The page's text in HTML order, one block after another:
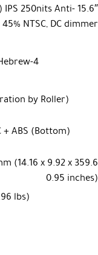
IPS 250nits Anti-
NTSC, DC dimmer
4-Zone RGB Backlit, Hebrew
by Roller)
+ ABS (Bottom)
mm (14.16 x 9.92 x
0.95 inches)
lbs)